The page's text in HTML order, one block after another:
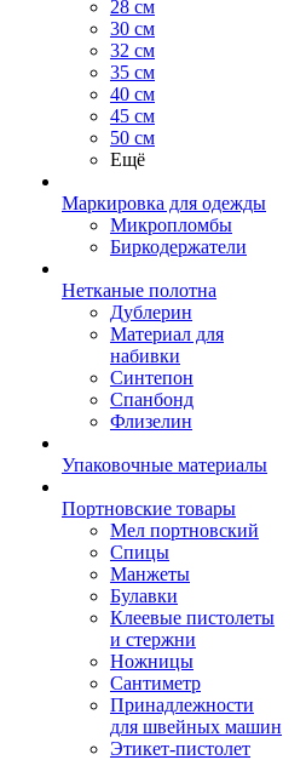
28 см
30 см
32 см
35 см
40 см
45 см
50 см
Ещё
Маркировка для одежды
Микропломбы
Биркодержатели
Нетканые полотна
Дублерин
Материал для
набивки
Синтепон
Спанбонд
Флизелин
Упаковочные материалы
Портновские товары
Мел портновский
Спицы
Манжеты
Булавки
Клеевые пистолеты
и стержни
Ножницы
Сантиметр
Принадлежности
для швейных машин
Этикет-пистолет